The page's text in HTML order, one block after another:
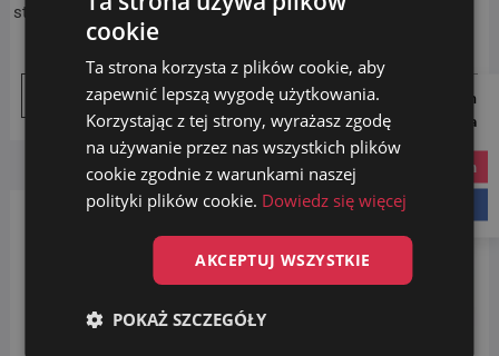
strukturze waflowej 40×40 cm
4.49zł
Dodaj do koszyka
czerwona 40x40cm
Dodaj do koszykaFollow us on
Social Media
instagram
cookie
Ta strona korzysta z plików cookie, aby
zapewnić lepszą wygodę użytkowania.
Korzystając z tej strony, wyrażasz zgodę
na używanie przez nas wszystkich plików
cookie zgodnie z warunkami naszej
polityki plików cookie. Dowiedz się więcej
AKCEPTUJ WSZYSTKIE
POKAŻ SZCZEGÓŁY